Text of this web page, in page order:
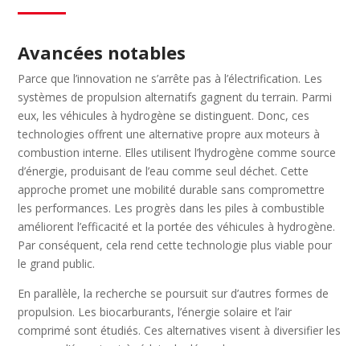
Avancées notables
Parce que l’innovation ne s’arrête pas à l’électrification. Les
systèmes de propulsion alternatifs gagnent du terrain. Parmi
eux, les véhicules à hydrogène se distinguent. Donc, ces
technologies offrent une alternative propre aux moteurs à
combustion interne. Elles utilisent l’hydrogène comme source
d’énergie, produisant de l’eau comme seul déchet. Cette
approche promet une mobilité durable sans compromettre
les performances. Les progrès dans les piles à combustible
améliorent l’efficacité et la portée des véhicules à hydrogène.
Par conséquent, cela rend cette technologie plus viable pour
le grand public.
En parallèle, la recherche se poursuit sur d’autres formes de
propulsion. Les biocarburants, l’énergie solaire et l’air
comprimé sont étudiés. Ces alternatives visent à diversifier les